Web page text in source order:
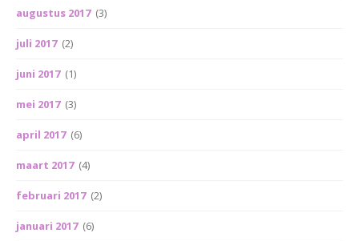
augustus 2017 (3)
juli 2017 (2)
juni 2017 (1)
mei 2017 (3)
april 2017 (6)
maart 2017 (4)
februari 2017 (2)
januari 2017 (6)